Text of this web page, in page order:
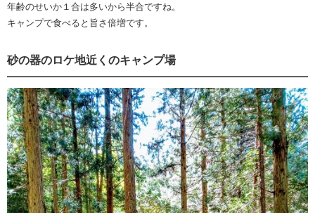
年齢のせいか１合は多いから半合ですね。
キャンプで食べると旨さ倍増です。
砂の器のロケ地近くのキャンプ場